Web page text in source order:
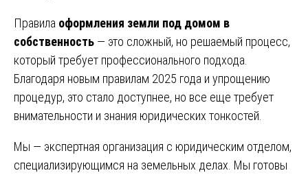
Правила оформления земли под домом в
собственность — это сложный, но решаемый процесс,
который требует профессионального подхода.
Благодаря новым правилам 2025 года и упрощению
процедур, это стало доступнее, но все еще требует
внимательности и знания юридических тонкостей.
Мы — экспертная организация с юридическим отделом,
специализирующимся на земельных делах. Мы готовы